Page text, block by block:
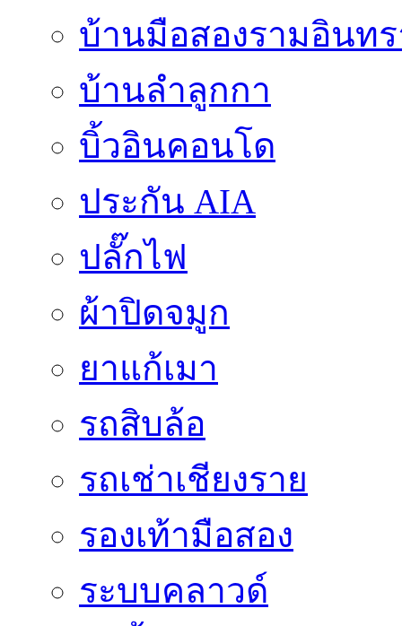
บ้านมือสองรามอินท
บ้านลำลูกกา
บิ้วอินคอนโด
ประกัน AIA
ปลั๊กไฟ
ผ้าปิดจมูก
ยาแก้เมา
รถสิบล้อ
รถเช่าเชียงราย
รองเท้ามือสอง
ระบบคลาวด์